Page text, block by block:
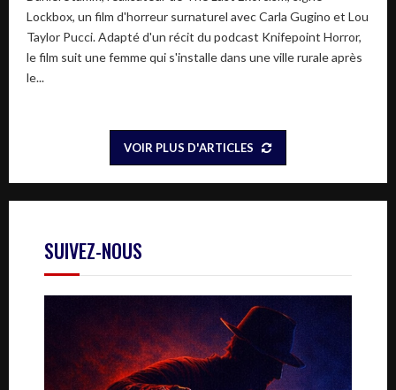
Lockbox, un film d'horreur surnaturel avec Carla Gugino et Lou
Taylor Pucci. Adapté d'un récit du podcast Knifepoint Horror,
le film suit une femme qui s'installe dans une ville rurale après
le...
VOIR PLUS D'ARTICLES
SUIVEZ-NOUS